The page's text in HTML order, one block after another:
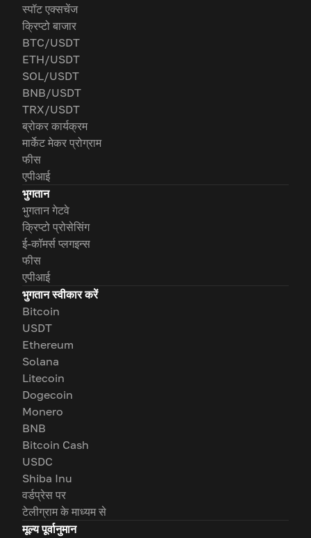
स्पॉट एक्सचेंज
क्रिप्टो बाजार
BTC/USDT
ETH/USDT
SOL/USDT
BNB/USDT
TRX/USDT
ब्रोकर कार्यक्रम
मार्केट मेकर प्रोग्राम
फीस
एपीआई
भुगतान
भुगतान गेटवे
क्रिप्टो प्रोसेसिंग
ई-कॉमर्स प्लगइन्स
फीस
एपीआई
भुगतान स्वीकार करें
Bitcoin
USDT
Ethereum
Solana
Litecoin
Dogecoin
Monero
BNB
Bitcoin Cash
USDC
Shiba Inu
वर्डप्रेस पर
टेलीग्राम के माध्यम से
मूल्य पूर्वानुमान